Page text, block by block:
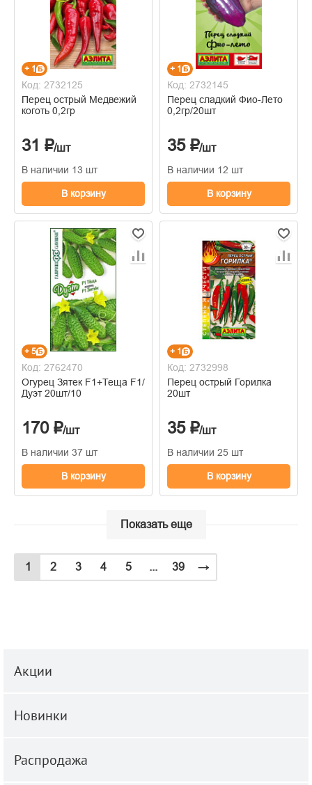
+ 1
Код: 2732125
Перец острый Медвежий
коготь 0,2гр
31 ₽/шт
В наличии 13 шт
В корзину
+ 1
Код: 2732145
Перец сладкий Фио-Лето
0,2гр/20шт
35 ₽/шт
В наличии 12 шт
В корзину
+ 5
Код: 2762470
Огурец Зятек F1+Теща F1/
Дуэт 20шт/10
170 ₽/шт
В наличии 37 шт
В корзину
+ 1
Код: 2732998
Перец острый Горилка
20шт
35 ₽/шт
В наличии 25 шт
В корзину
Показать еще
1 2 3 4 5 ... 39 →
Акции
Новинки
Распродажа